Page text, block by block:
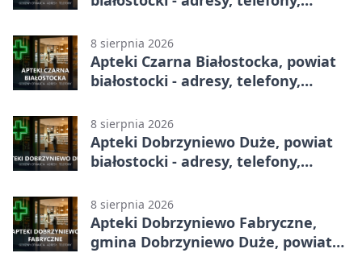
8 sierpnia 2026
Apteki Czarna Białostocka, powiat
białostocki - adresy, telefony,
8 sierpnia 2026
Apteki Dobrzyniewo Duże, powiat
białostocki - adresy, telefony,
8 sierpnia 2026
Apteki Dobrzyniewo Fabryczne,
gmina Dobrzyniewo Duże, powiat